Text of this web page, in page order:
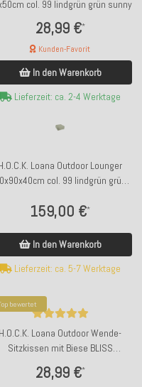
col. 99 lindgrün grün sunny
28,99 €*
Kunden-Favorit
In den Warenkorb
Lieferzeit: ca. 2-4 Werktage
Loana Outdoor Lounger
col. 99 lindgrün grün
159,00 €*
In den Warenkorb
Lieferzeit: ca. 5-7 Werktage
bewertet
H.O.C.K. Loana Outdoor Wende-
Sitzkissen mit Biese BLISS
sunny
28,99 €*